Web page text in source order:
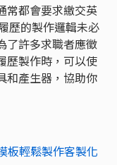
常都會要求繳交英
歷的製作邏輯未必
了許多求職者應徵
歷製作時，可以使
和產生器，協助你
板輕鬆製作客製化